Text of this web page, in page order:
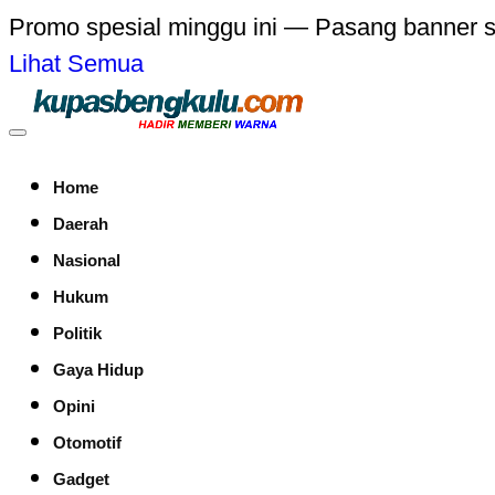
Promo spesial minggu ini — Pasang banner
Lihat Semua
Home
Daerah
Nasional
Hukum
Politik
Gaya Hidup
Opini
Otomotif
Gadget